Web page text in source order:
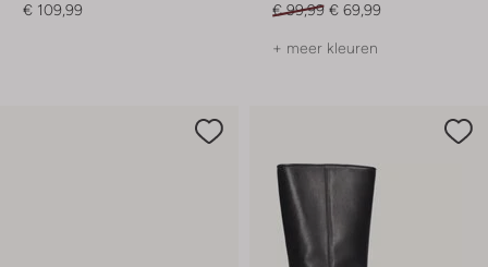
€ 109,99
€ 99,99 € 69,99
+ meer kleuren